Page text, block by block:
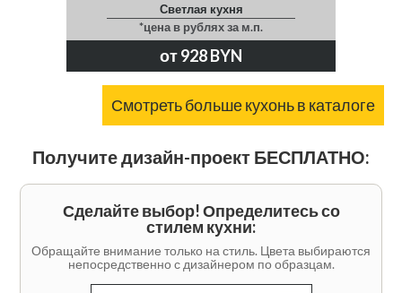
Светлая кухня
*цена в рублях за м.п.
от 928 BYN
Смотреть больше кухонь в каталоге
Получите дизайн-проект БЕСПЛАТНО:
Сделайте выбор! Определитесь со
стилем кухни:
Обращайте внимание только на стиль. Цвета выбираются
непосредственно с дизайнером по образцам.